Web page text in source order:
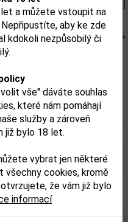
a můžete vstoupit na
aby ke zde
kdokoli nezpůsobilý či
vše" dáváte souhlas
které nám pomáhají
služby a zároveň
již bylo 18 let.
vybrat jen některé
všechny cookies, kromě
že vám již bylo
informací
může obsahovat alergeny.
na obalu
konzumací.
37,5